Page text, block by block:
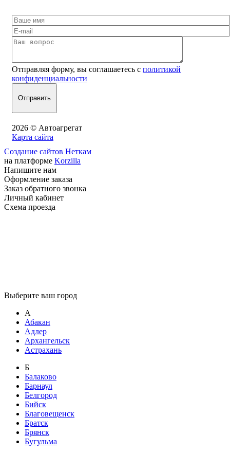
Отправляя форму, вы соглашаетесь с политикой
конфиденциальности
2026 © Автоагрегат
Карта сайта
Создание сайтов Неткам
на платформе Korzilla
Напишите нам
Оформление заказа
Заказ обратного звонка
Личный кабинет
Схема проезда
Выберите ваш город
А
Абакан
Адлер
Архангельск
Астрахань
Б
Балаково
Барнаул
Белгород
Бийск
Благовещенск
Братск
Брянск
Бугульма